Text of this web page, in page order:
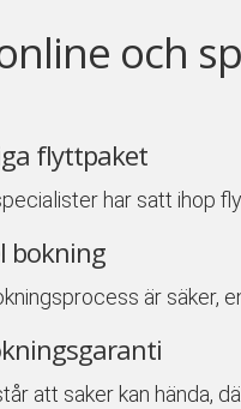
och
flyttpaket
har satt ihop
bokning
är säker,
att saker kan hända,